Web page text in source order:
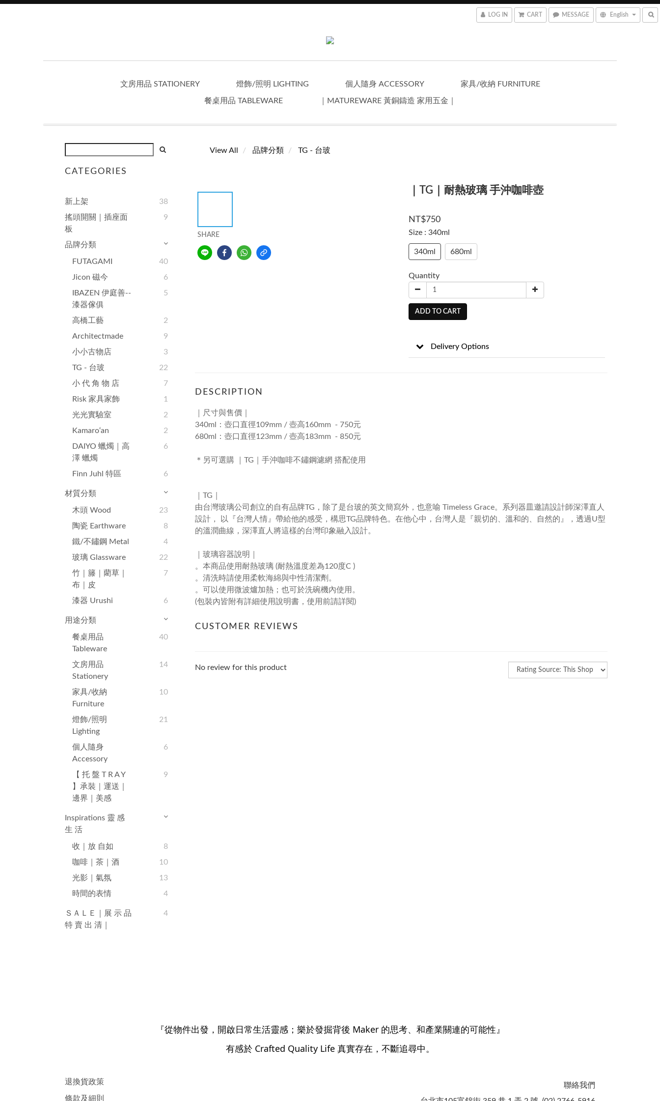
LOG IN CART MESSAGE English
文房用品 STATIONERY 燈飾/照明 LIGHTING 個人隨身 ACCESSORY 家具/收納 FURNITURE
餐桌用品 TABLEWARE ｜MATUREWARE 黃銅鑄造 家用五金｜
CATEGORIES
新上架
38
搖頭開關｜插座面
板
9
品牌分類
FUTAGAMI
40
Jicon 磁今
6
IBAZEN 伊庭善--
漆器傢俱
5
高橋工藝
2
Architectmade
9
小小古物店
3
TG - 台玻
22
小 代 角 物 店
7
Risk 家具家飾
1
光光實驗室
2
Kamaro‘an
2
DAIYO 蠟燭｜高
澤 蠟燭
6
Finn Juhl 特區 6
材質分類
木頭 Wood
23
陶瓷 Earthware
8
鐵/不鏽鋼 Metal
4
玻璃 Glassware
22
竹｜籐｜藺草｜
布｜皮
7
漆器 Urushi 6
用途分類
餐桌用品
Tableware
40
文房用品
Stationery
14
家具/收納
Furniture
10
燈飾/照明
Lighting
21
個人隨身
Accessory
6
【 托 盤 T R A Y
】承裝｜運送｜
邊界｜美感
9
Inspirations 靈 感
生 活
收｜放 自如
8
咖啡｜茶｜酒
10
光影｜氣氛
13
時間的表情
4
ＳＡＬＥ｜展 示 品
特 賣 出 清｜
4
View All 品牌分類 TG - 台玻
SHARE
｜TG｜耐熱玻璃 手沖咖啡壺
NT$750
Size : 340ml
340ml 680ml
Quantity
ADD TO CART
Delivery Options
DESCRIPTION
｜尺寸與售價｜
340ml：壺口直徑109mm / 壺高160mm - 750元
680ml：壺口直徑123mm / 壺高183mm - 850元
＊另可選購 ｜TG｜手沖咖啡不鏽鋼濾網 搭配使用
TG
由台灣玻璃公司創立的自有品牌TG ，除了是台玻的英文簡寫外，也意喻 Timeless Grace。系列器皿邀請設計師深澤直人
設計，
以『台灣人情』帶給他的感受，構思TG品牌特色。在他心中，台灣人是『親切的、溫和的、自然的』，透過U型
的溫潤曲線，深澤直人將這樣的台灣印象融入設計。
｜玻璃容器說明｜
。本商品使用耐熱玻璃 (耐熱溫度差為120度C )
。清洗時請使用柔軟海綿與中性清潔劑。
。可以使用微波爐加熱；也可於洗碗機內使用。
(包裝內皆附有詳細使用說明書，使用前請詳閱)
CUSTOMER REVIEWS
No review for this product
『從物件出發，開啟日常生活靈感；樂於發掘背後 Maker 的思考、和產業關連的可能性』
有感於 Crafted Quality Life 真實存在，不斷追尋中。
退換貨政策
條款及細則
聯絡我們